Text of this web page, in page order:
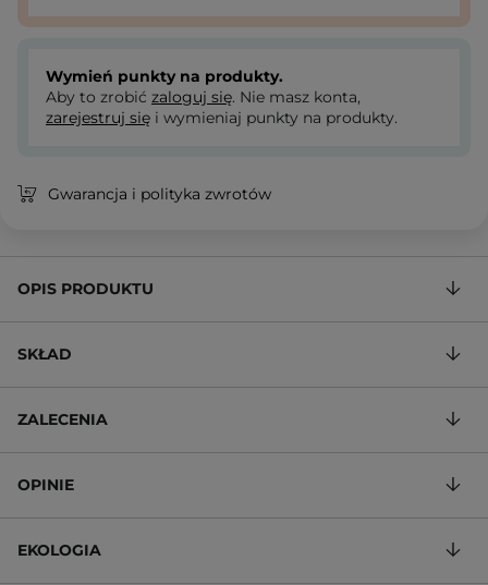
Wymień punkty na produkty.
Aby to zrobić zaloguj się. Nie masz konta,
zarejestruj się i wymieniaj punkty na produkty.
Gwarancja i polityka zwrotów
OPIS PRODUKTU
SKŁAD
ZALECENIA
OPINIE
EKOLOGIA